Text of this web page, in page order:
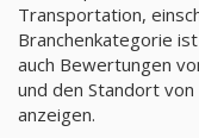
Transportation,
Branchenkategorie
auch Bewertungen
und den Standort
anzeigen.